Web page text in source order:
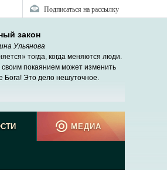
Подписаться на рассылку
закон
Ульянова
тогда, когда меняются люди.
своим покаянием может изменить
Бога! Это дело нешуточное.
МЕДИА